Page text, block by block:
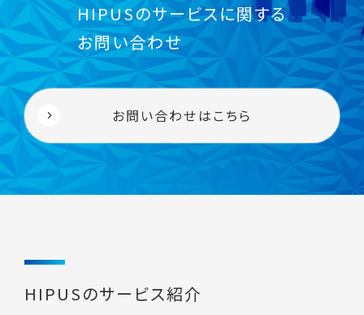
HIPUSのサービスに関する
お問い合わせ
お問い合わせはこちら
HIPUSのサービス紹介